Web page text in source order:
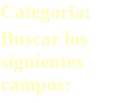
Categoría:
Buscar los
siguientes
campos: